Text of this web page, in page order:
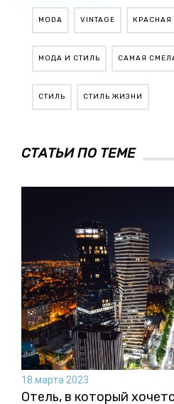
MODA VINTAGE
МОДА И СТИЛЬ САМАЯ
СТИЛЬ СТИЛЬ ЖИЗНИ
СТАТЬИ ПО ТЕМЕ
18 марта 2023
Отель, в который